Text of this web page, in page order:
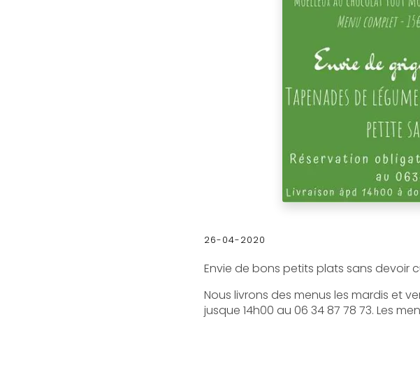
26-04-2020
Envie de bons petits plats sans devoir
Nous livrons des menus les mardis et
jusque 14h00 au 06 34 87 78 73. Les